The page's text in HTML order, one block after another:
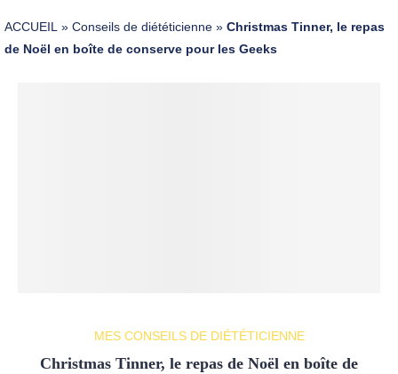
ACCUEIL » Conseils de diététicienne » Christmas Tinner, le repas
de Noël en boîte de conserve pour les Geeks
MES CONSEILS DE DIÉTÉTICIENNE
Christmas Tinner, le repas de Noël en boîte de